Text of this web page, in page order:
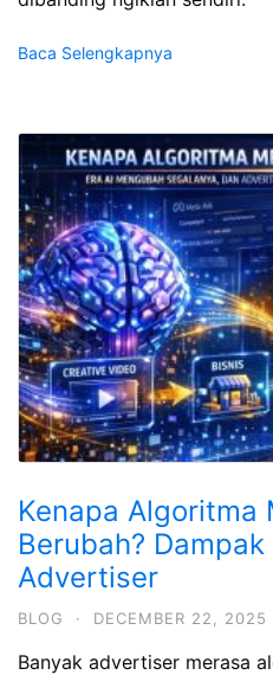
Baca Selengkapnya
Kenapa Algoritma
Berubah?
Advertiser
BLOG · DECEMBER 22, 2025
Banyak advertiser merasa